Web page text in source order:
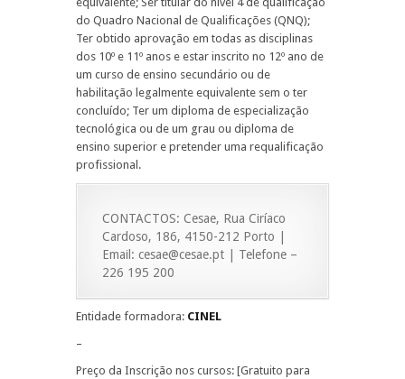
do Quadro Nacional de Qualificações (QNQ);
Ter obtido aprovação em todas as disciplinas
dos 10º e 11º anos e estar inscrito no 12º ano de
um curso de ensino secundário ou de
habilitação legalmente equivalente sem o ter
concluído; Ter um diploma de especialização
tecnológica ou de um grau ou diploma de
ensino superior e pretender uma requalificação
profissional.
CONTACTOS: Cesae, Rua Ciríaco
Cardoso, 186, 4150-212 Porto |
Email: cesae@cesae.pt | Telefone –
226 195 200
Entidade formadora: CINEL
–
Preço da Inscrição nos cursos: [Gratuito para